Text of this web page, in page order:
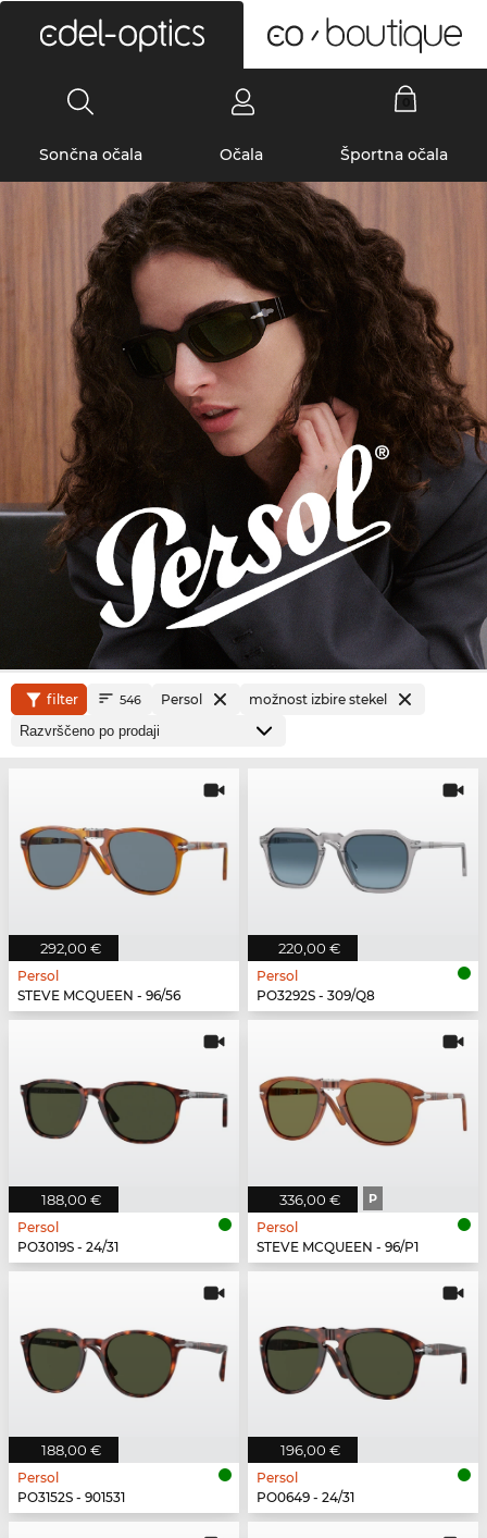
Sončna očala Očala Športna očala
filter 546 Persol možnost izbire stekel
292,00 €
Persol
STEVE MCQUEEN - 96/56
220,00 €
Persol
PO3292S - 309/Q8
188,00 €
Persol
PO3019S - 24/31
336,00 € P
Persol
STEVE MCQUEEN - 96/P1
188,00 €
Persol
PO3152S - 901531
196,00 €
Persol
PO0649 - 24/31